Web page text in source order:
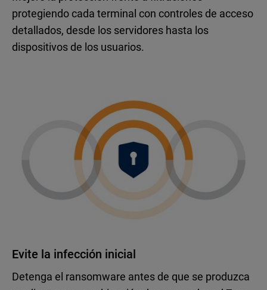
protegiendo cada terminal con controles de acceso
detallados, desde los servidores hasta los
dispositivos de los usuarios.
Evite la infección inicial
Detenga el ransomware antes de que se produzca